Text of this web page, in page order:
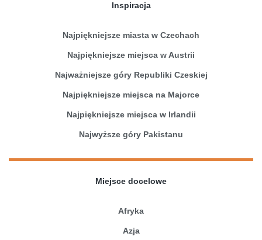
Inspiracja
Najpiękniejsze miasta w Czechach
Najpiękniejsze miejsca w Austrii
Najważniejsze góry Republiki Czeskiej
Najpiękniejsze miejsca na Majorce
Najpiękniejsze miejsca w Irlandii
Najwyższe góry Pakistanu
Miejsce docelowe
Afryka
Azja